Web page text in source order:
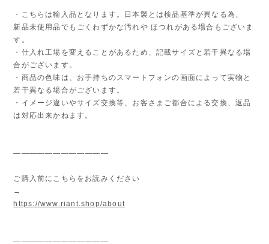
・こちらは輸入品となります。日本製とは検品基準が異なる為、
新品未使用品でもごくわずかな汚れや ほつれがある場合もございま
す。
・仕入れ工場を変えることがあるため、記載サイズと若干異なる場
合がございます。
・商品の色味は、お手持ちのスマートフォンの画面によって実物と
若干異なる場合がございます。
・イメージ違いやサイズ交換等、お客さまご都合による交換、返品
は対応出来かねます。
————————————
ご購入前にこちらをお読みください
→
https://www.riant.shop/about
————————————